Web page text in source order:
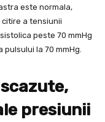
este normala,
a tensiunii
peste 70 mmHg
la 70 mmHg.
presiunii